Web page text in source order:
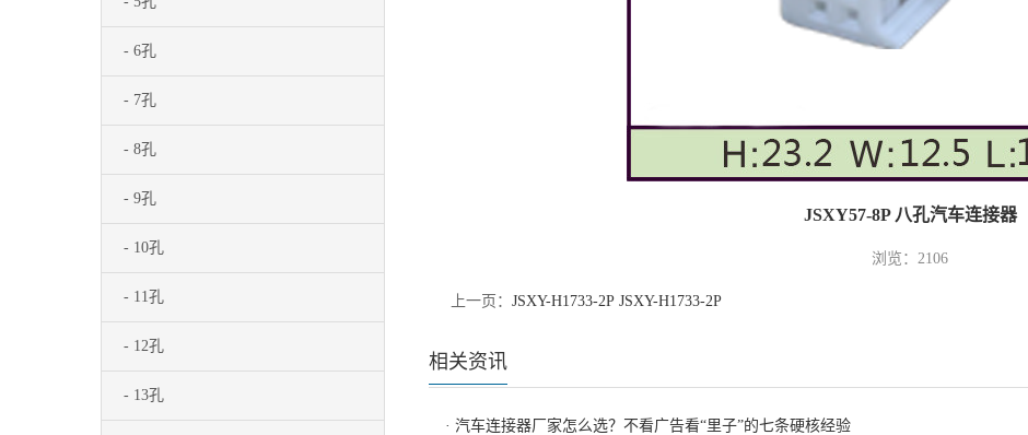
- 6孔
- 7孔
- 8孔
- 9孔
- 10孔
- 11孔
- 12孔
- 13孔
JSXY57-8P 八孔汽车连接器
浏览：2106
上一页： JSXY-H1733-2P JSXY-H1733-2P
相关资讯
· 汽车连接器厂家怎么选？不看广告看“里子”的七条硬核经验